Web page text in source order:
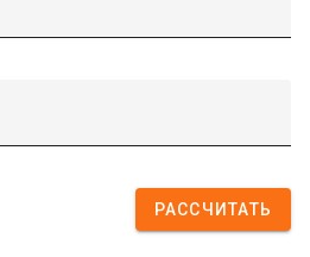
РАССЧИТАТЬ